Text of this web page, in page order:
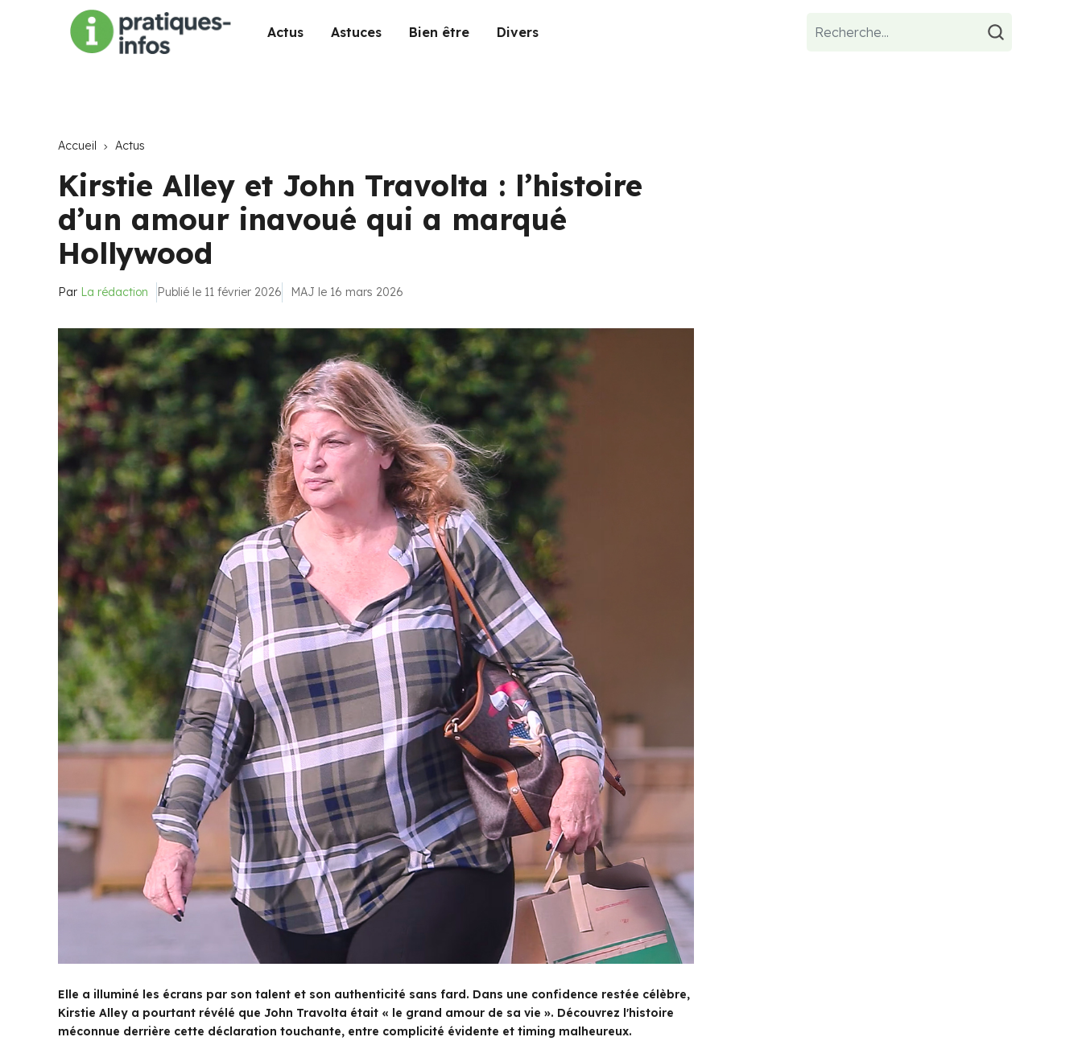
Actus Astuces Bien être Divers
Accueil Actus
Kirstie Alley et John Travolta : l’histoire
d’un amour inavoué qui a marqué
Hollywood
Par La rédaction Publié le 11 février 2026 MAJ le 16 mars 2026
Elle a illuminé les écrans par son talent et son authenticité sans fard. Dans une confidence restée célèbre,
Kirstie Alley a pourtant révélé que John Travolta était « le grand amour de sa vie ». Découvrez l'histoire
méconnue derrière cette déclaration touchante, entre complicité évidente et timing malheureux.